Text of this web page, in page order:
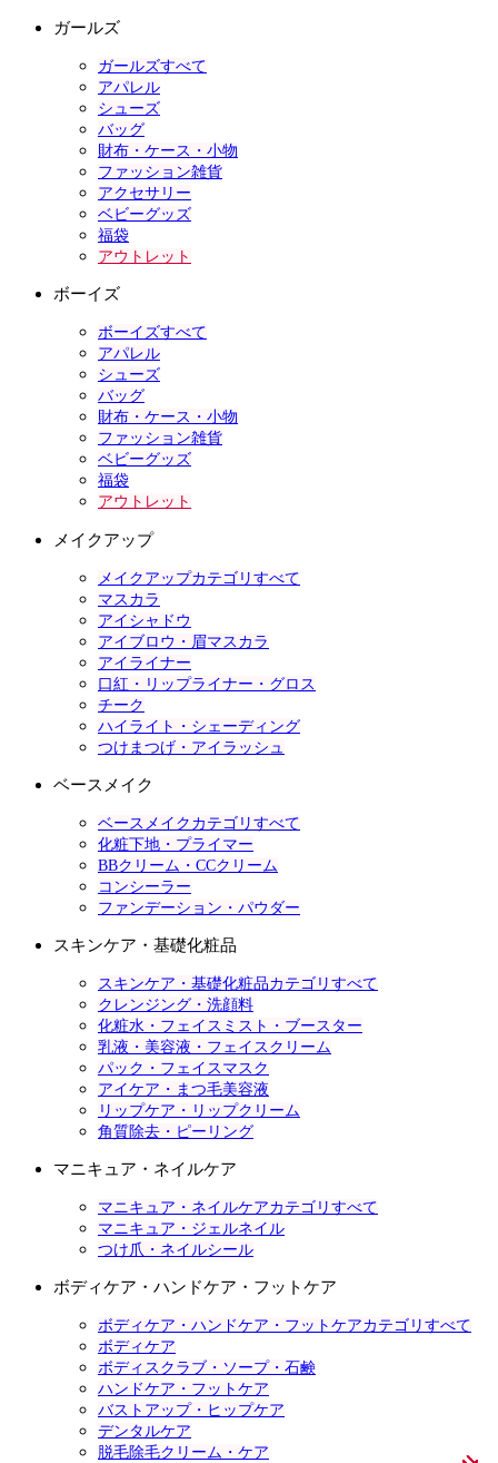
ガールズ
ガールズすべて
アパレル
シューズ
バッグ
財布・ケース・小物
ファッション雑貨
アクセサリー
ベビーグッズ
福袋
アウトレット
ボーイズ
ボーイズすべて
アパレル
シューズ
バッグ
財布・ケース・小物
ファッション雑貨
ベビーグッズ
福袋
アウトレット
メイクアップ
メイクアップカテゴリすべて
マスカラ
アイシャドウ
アイブロウ・眉マスカラ
アイライナー
口紅・リップライナー・グロス
チーク
ハイライト・シェーディング
つけまつげ・アイラッシュ
ベースメイク
ベースメイクカテゴリすべて
化粧下地・プライマー
BBクリーム・CCクリーム
コンシーラー
ファンデーション・パウダー
スキンケア・基礎化粧品
スキンケア・基礎化粧品カテゴリすべて
クレンジング・洗顔料
化粧水・フェイスミスト・ブースター
乳液・美容液・フェイスクリーム
パック・フェイスマスク
アイケア・まつ毛美容液
リップケア・リップクリーム
角質除去・ピーリング
マニキュア・ネイルケア
マニキュア・ネイルケアカテゴリすべて
マニキュア・ジェルネイル
つけ爪・ネイルシール
ボディケア・ハンドケア・フットケア
ボディケア・ハンドケア・フットケアカテゴリすべて
ボディケア
ボディスクラブ・ソープ・石鹸
ハンドケア・フットケア
バストアップ・ヒップケア
デンタルケア
脱毛除毛クリーム・ケア